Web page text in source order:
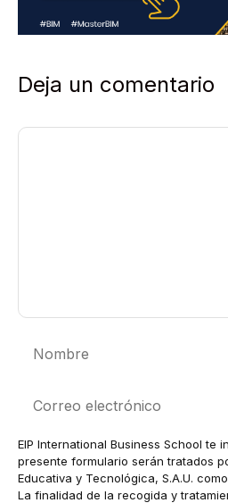
Deja un comentario
Comentario
electrónico
EIP International Business School te
presente formulario serán tratados
Educativa y Tecnológica, S.A.U.
La finalidad de la recogida y